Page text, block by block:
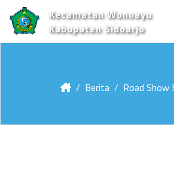
Kecamatan Wonoayu
Kabupaten Sidoarjo
Berita Road Show